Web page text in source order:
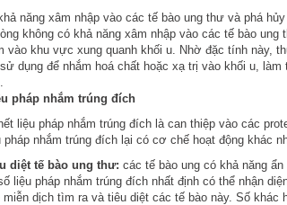
năng xâm nhập vào các tế bào ung thư và phá hủy
không có khả năng xâm nhập vào các tế bào ung
vào khu vực xung quanh khối u. Nhờ đặc tính này,
dụng để nhắm hoá chất hoặc xạ trị vào khối u, làm
pháp nhắm trúng đích
liệu pháp nhắm trúng đích là can thiệp vào các
nhắm trúng đích lại có cơ chế hoạt động khác
diệt tế bào ung thư: các tế bào ung có khả năng
liệu pháp nhắm trúng đích nhất định có thể nhận
dịch tìm ra và tiêu diệt các tế bào này. Số khác